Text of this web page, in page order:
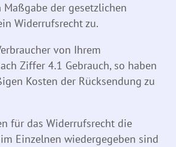
der gesetzlichen
Widerrufsrecht zu.
von Ihrem
Ziffer 4.1 Gebrauch, so haben
Kosten der Rücksendung zu
für das Widerrufsrecht die
Einzelnen wiedergegeben sind